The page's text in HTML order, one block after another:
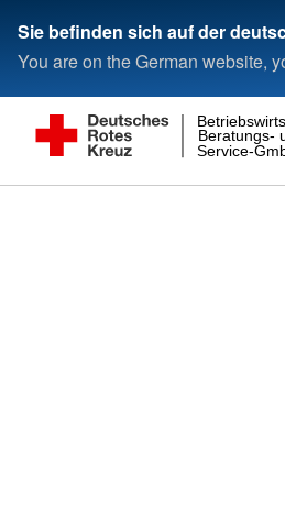
Sie befinden sich auf der
You are on the German website,
Service-
Beratungs-